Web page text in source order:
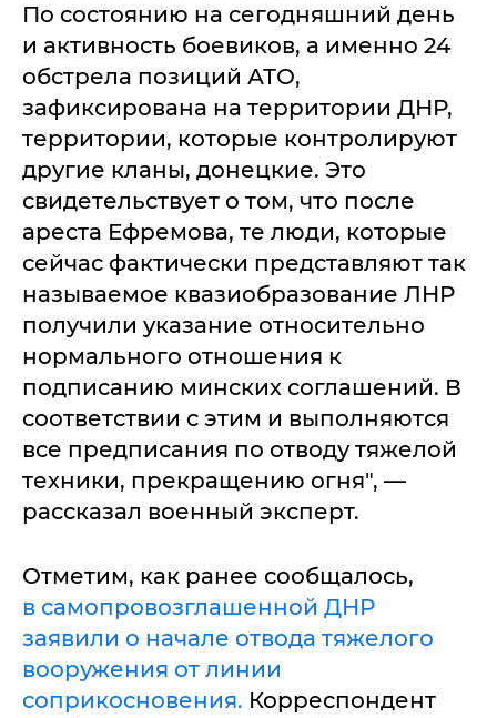
По состоянию на сегодняшний день
и активность боевиков, а именно 24
обстрела позиций АТО,
зафиксирована на территории ДНР,
территории, которые контролируют
другие кланы, донецкие. Это
свидетельствует о том, что после
ареста Ефремова, те люди, которые
сейчас фактически представляют так
называемое квазиобразование ЛНР
получили указание относительно
нормального отношения к
подписанию минских соглашений. В
соответствии с этим и выполняются
все предписания по отводу тяжелой
техники, прекращению огня", —
рассказал военный эксперт.
Отметим, как ранее сообщалось,
в самопровозглашенной ДНР
заявили о начале отвода тяжелого
вооружения от линии
соприкосновения. Корреспондент